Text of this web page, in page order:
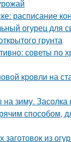
расписание
огурец для
грунта
советы по
кровли на
зиму. Засолка
способом,
заготовок из